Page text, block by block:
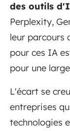
des outils
Perplexity,
leur parcours
pour ces IA
pour une
L'écart se
entreprises
technologies